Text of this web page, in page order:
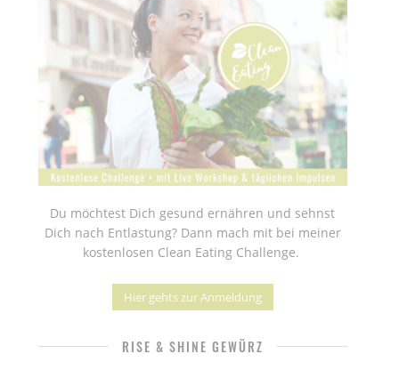
Du möchtest Dich gesund ernähren und sehnst
Dich nach Entlastung? Dann mach mit bei meiner
kostenlosen Clean Eating Challenge.
Hier gehts zur Anmeldung
RISE & SHINE GEWÜRZ